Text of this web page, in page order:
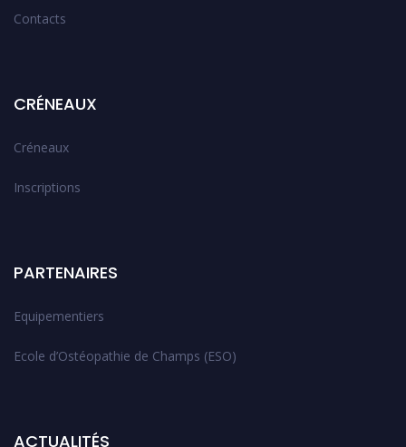
Contacts
CRÉNEAUX
Créneaux
Inscriptions
PARTENAIRES
Equipementiers
Ecole d’Ostéopathie de Champs (ESO)
ACTUALITÉS